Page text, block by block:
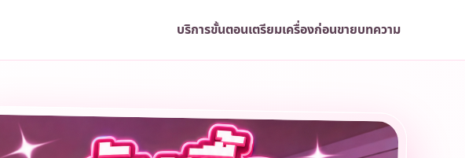
บริการขั้นตอนเตรียมเครื่องก่อนขายบทความ